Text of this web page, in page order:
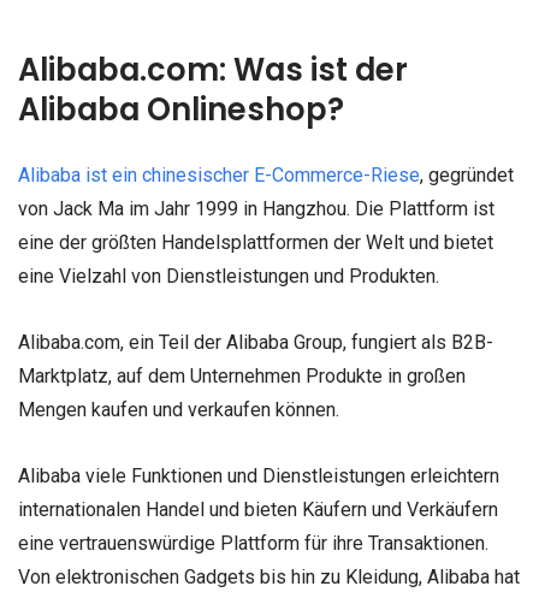
Alibaba.com: Was ist der
Alibaba Onlineshop?
Alibaba ist ein chinesischer E-Commerce-Riese, gegründet
von Jack Ma im Jahr 1999 in Hangzhou. Die Plattform ist
eine der größten Handelsplattformen der Welt und bietet
eine Vielzahl von Dienstleistungen und Produkten.
Alibaba.com, ein Teil der Alibaba Group, fungiert als B2B-
Marktplatz, auf dem Unternehmen Produkte in großen
Mengen kaufen und verkaufen können.
Alibaba viele Funktionen und Dienstleistungen erleichtern
internationalen Handel und bieten Käufern und Verkäufern
eine vertrauenswürdige Plattform für ihre Transaktionen.
Von elektronischen Gadgets bis hin zu Kleidung, Alibaba hat